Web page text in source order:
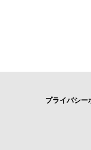
プライバシー